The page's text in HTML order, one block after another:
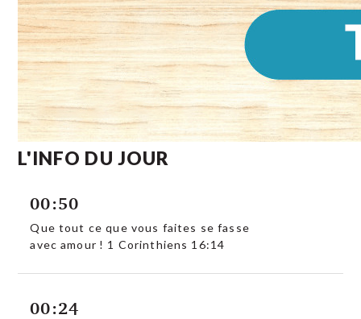
L'INFO DU JOUR
00:50
Que tout ce que vous faites se fasse
avec amour ! 1 Corinthiens 16:14
00:24